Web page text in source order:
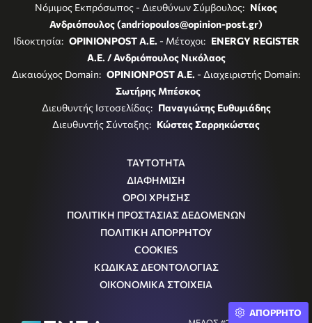
Νόμιμος Εκπρόσωπος - Διευθύνων Σύμβουλος: Νίκος
Ανδριόπουλος (andriopoulos@opinion-post.gr)
Ιδιοκτησία: OPINIONPOST A.E. - Μέτοχοι: ENERGY REGISTER
Α.Ε. / Ανδριόπουλος Νικόλαος
Δικαιούχος Domain: OPINIONPOST A.E. - Διαχειριστής Domain:
Σωτήρης Μπέσκος
Διευθυντής Ιστοσελίδας: Παναγιώτης Ευθυμιάδης
Διευθυντής Σύνταξης: Κώστας Σαρρηκώστας
ΤΑΥΤΟΤΗΤΑ
ΔΙΑΦΗΜΙΣΗ
ΟΡΟΙ ΧΡΗΣΗΣ
ΠΟΛΙΤΙΚΗ ΠΡΟΣΤΑΣΙΑΣ ΔΕΔΟΜΕΝΩΝ
ΠΟΛΙΤΙΚΗ ΑΠΟΡΡΗΤΟΥ
COOKIES
ΚΩΔΙΚΑΣ ΔΕΟΝΤΟΛΟΓΙΑΣ
ΟΙΚΟΝΟΜΙΚΑ ΣΤΟΙΧΕΙΑ
ΑΠΟΡΡΗΤΟ